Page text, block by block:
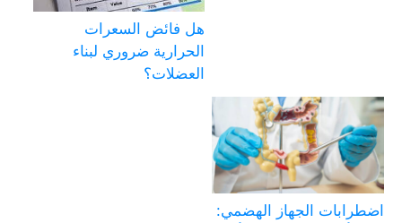
هل فائض السعرات
الحرارية ضروري لبناء
العضلات؟
اضطرابات الجهاز الهضمي: